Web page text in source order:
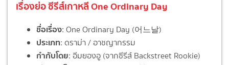
เรื่องย่อ ซีรีส์เกาหลี One Ordinary Day
ชื่อเรื่อง: One Ordinary Day (어느날)
ประเภท: ดราม่า / อาชญากรรม
กำกับโดย: อีมยองอู (จากซีรีส์ Backstreet Rookie)